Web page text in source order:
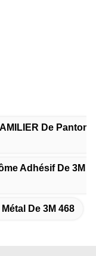
De Pantone
Adhésif De 3M
De 3M 468